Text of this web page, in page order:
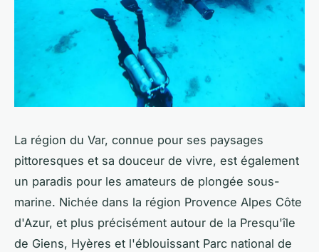
La région du Var, connue pour ses paysages
pittoresques et sa douceur de vivre, est également
un paradis pour les amateurs de plongée sous-
marine. Nichée dans la région Provence Alpes Côte
d'Azur, et plus précisément autour de la Presqu'île
de Giens, Hyères et l'éblouissant Parc national de